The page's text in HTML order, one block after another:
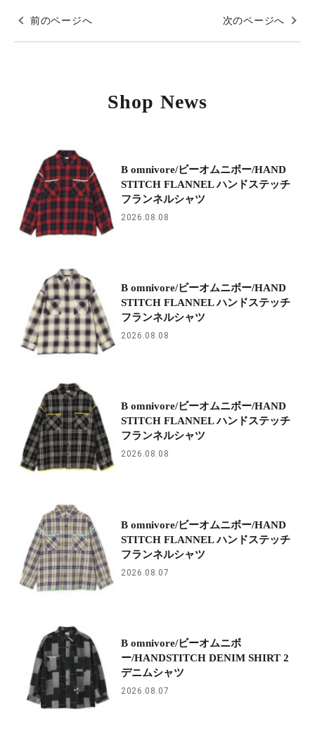
前のページへ 次のページへ
Shop News
B omnivore/ビーオムニボー/HAND
STITCH FLANNEL ハンドステッチ
フランネルシャツ
2026.08.08
B omnivore/ビーオムニボー/HAND
STITCH FLANNEL ハンドステッチ
フランネルシャツ
2026.08.08
B omnivore/ビーオムニボー/HAND
STITCH FLANNEL ハンドステッチ
フランネルシャツ
2026.08.08
B omnivore/ビーオムニボー/HAND
STITCH FLANNEL ハンドステッチ
フランネルシャツ
2026.08.07
B omnivore/ビーオムニボ
ー/HANDSTITCH DENIM SHIRT 2
デニムシャツ
2026.08.07